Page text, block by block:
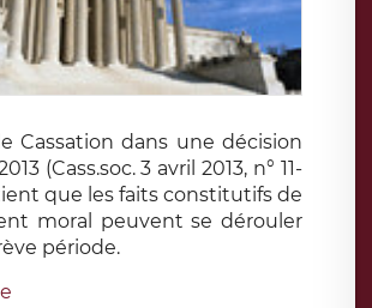
Cassation dans une décision
(Cass.soc. 3 avril 2013, n° 11-
que les faits constitutifs de
moral peuvent se dérouler
période.